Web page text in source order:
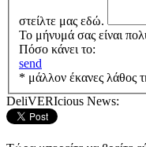
στείλτε μας εδώ.
Το μήνυμά σας είναι
Πόσο κάνει το:
send
* μάλλον έκανες λάθος
DeliVERIcious News: